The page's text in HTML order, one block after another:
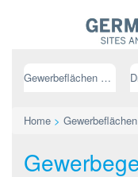
Gewerbeflächen NRW
Home >